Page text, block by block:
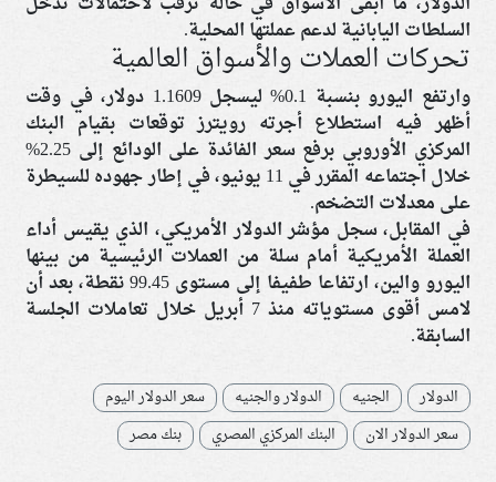
السلطات اليابانية لدعم عملتها المحلية.
تحركات العملات والأسواق العالمية
وارتفع اليورو بنسبة 0.1% ليسجل 1.1609 دولار، في وقت
أظهر فيه استطلاع أجرته رويترز توقعات بقيام البنك
المركزي الأوروبي برفع سعر الفائدة على الودائع إلى 2.25%
خلال اجتماعه المقرر في 11 يونيو، في إطار جهوده للسيطرة
على معدلات التضخم.
في المقابل، سجل مؤشر الدولار الأمريكي، الذي يقيس أداء
العملة الأمريكية أمام سلة من العملات الرئيسية من بينها
اليورو والين، ارتفاعا طفيفا إلى مستوى 99.45 نقطة، بعد أن
لامس أقوى مستوياته منذ 7 أبريل خلال تعاملات الجلسة
السابقة.
الدولار الجنيه الدولار والجنيه
سعر الدولار اليوم
سعر الدولار الان
البنك المركزي المصري بنك مصر